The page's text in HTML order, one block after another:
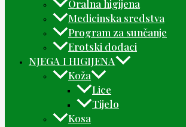
Oralna higijena
Medicinska sredstva
Program za sunčanje
Erotski dodaci
NJEGA I HIGIJENA
Koža
Lice
Tijelo
Kosa